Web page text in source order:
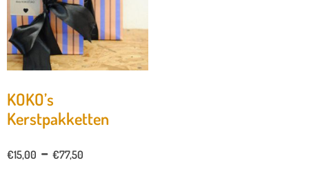
KOKO’s
Kerstpakketten
€15,00 - €77,50